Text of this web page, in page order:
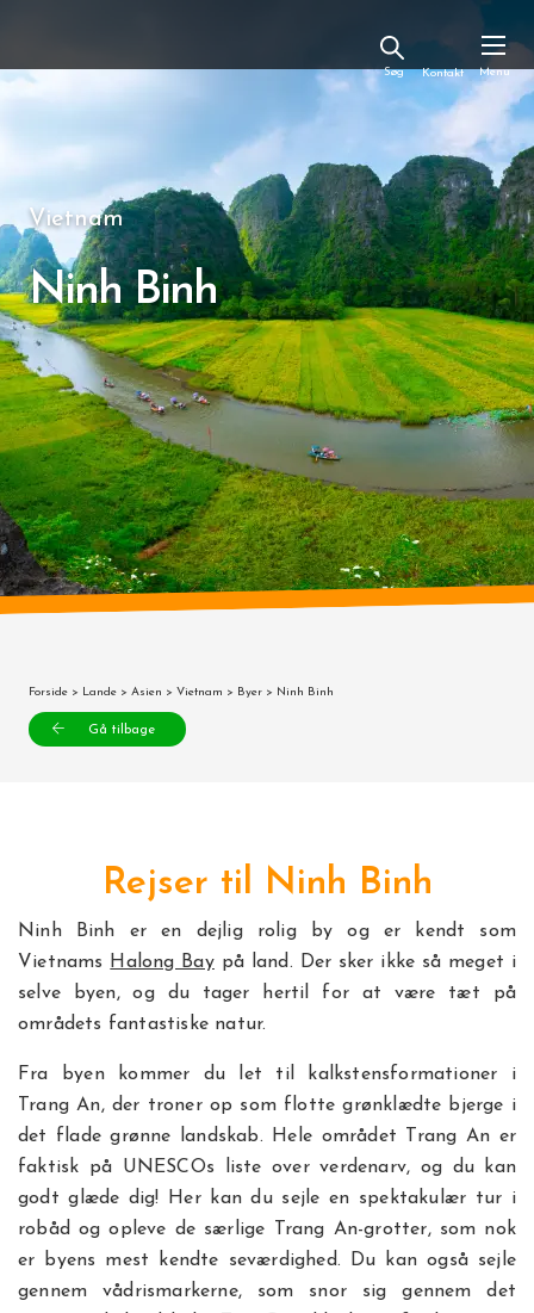
Kontakt
Vietnam
Ninh Binh
Forside > Lande > Asien > Vietnam > Byer > Ninh Binh
Gå tilbage
Rejser til Ninh Binh
Ninh Binh er en dejlig rolig by og er kendt som
Vietnams
Halong Baypå land. Der sker ikke så meget i
selve byen, og du tager hertil for at være tæt på
områdets fantastiske natur.
Fra byen kommer du let til kalkstensformationer i
Trang An, der troner op som flotte grønklædte bjerge i
det flade grønne landskab. Hele området Trang An er
faktisk på UNESCOs liste over verdenarv, og du kan
godt glæde dig! Her kan du sejle en spektakulær tur i
robåd og opleve de særlige Trang An-grotter, som nok
er byens mest kendte seværdighed. Du kan også sejle
gennem vådrismarkerne, som snor sig gennem det